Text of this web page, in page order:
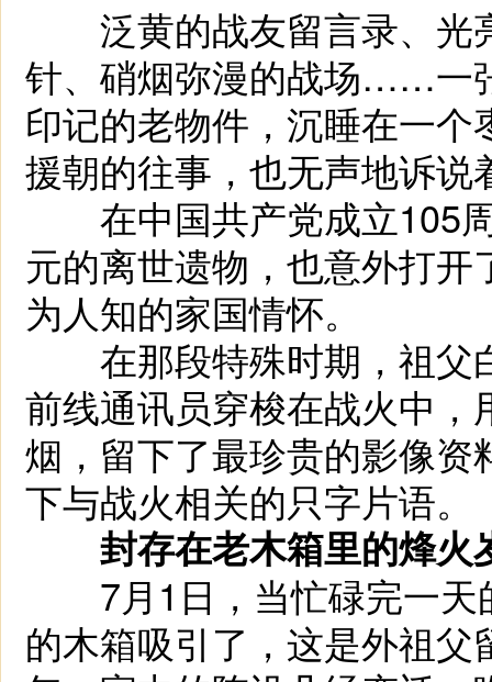
泛黄的战友留言录、光
针、硝烟弥漫的战场……一
印记的老物件，沉睡在一
援朝的往事，也无声地诉
在中国共产党成立105周
元的离世遗物，也意外打
为人知的家国情怀。
在那段特殊时期，祖父
前线通讯员穿梭在战火中
烟，留下了最珍贵的影像
下与战火相关的只字片语。
封存在老木箱里的烽火
7月1日，当忙碌完一天
的木箱吸引了，这是外祖